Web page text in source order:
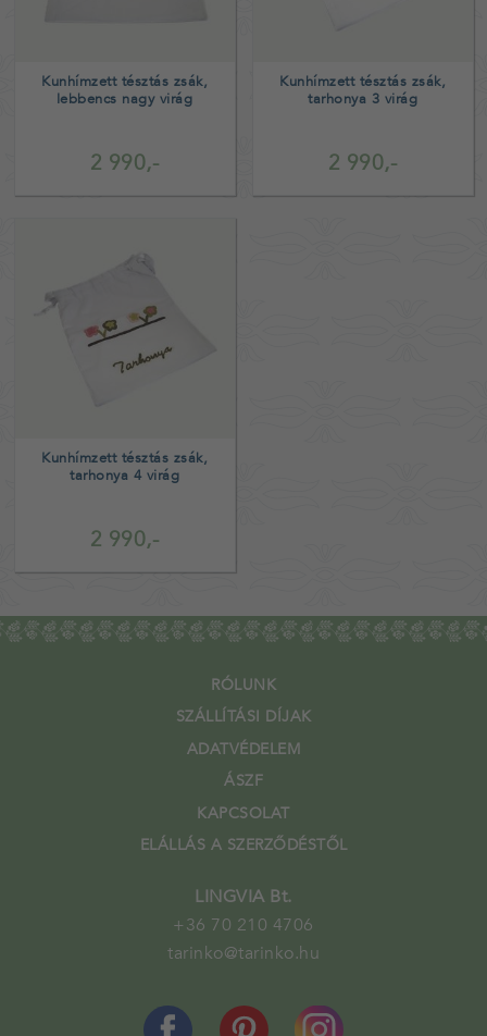
2 990,-
Kunhímzett tésztás zsák,
lebbencs nagy virág
2 990,-
Kunhímzett tésztás zsák,
tarhonya 3 virág
2 990,-
Kunhímzett tésztás zsák,
tarhonya 4 virág
RÓLUNK
SZÁLLÍTÁSI DÍJAK
ADATVÉDELEM
ÁSZF
KAPCSOLAT
ELÁLLÁS A SZERZŐDÉSTŐL
LINGVIA Bt.
+36 70 210 4706
tarinko@tarinko.hu